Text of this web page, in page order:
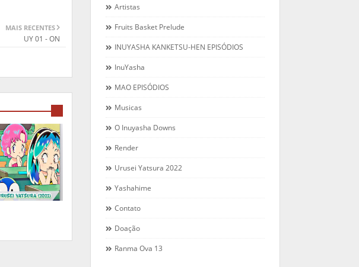
MAIS RECENTES
UY 01 - ON
Artistas
Fruits Basket Prelude
INUYASHA KANKETSU-HEN EPISÓDIOS
InuYasha
MAO EPISÓDIOS
Musicas
O Inuyasha Downs
Render
Urusei Yatsura 2022
Yashahime
Contato
Doação
Ranma Ova 13